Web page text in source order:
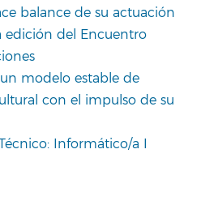
balance de su actuación
edición del Encuentro
modelo estable de
con el impulso de su
Informático/a I